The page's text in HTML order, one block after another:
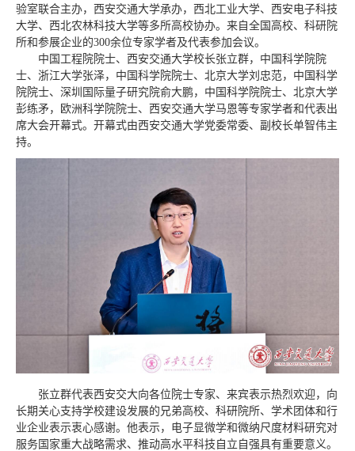
验室联合主办，西安交通大学承办，西北工业大学、西安电子科技
大学、西北农林科技大学等多所高校协办。来自全国高校、科研院
所和参展企业的300余位专家学者及代表参加会议。
中国工程院院士、西安交通大学校长张立群，中国科学院院
士、浙江大学张泽，中国科学院院士、北京大学刘忠范，中国科学
院院士、深圳国际量子研究院俞大鹏，中国科学院院士、北京大学
彭练矛，欧洲科学院院士、西安交通大学马恩等专家学者和代表出
席大会开幕式。开幕式由西安交通大学党委常委、副校长单智伟主
持。
张立群代表西安交大向各位院士专家、来宾表示热烈欢迎，向
长期关心支持学校建设发展的兄弟高校、科研院所、学术团体和行
业企业表示衷心感谢。他表示，电子显微学和微纳尺度材料研究对
服务国家重大战略需求、推动高水平科技自立自强具有重要意义。